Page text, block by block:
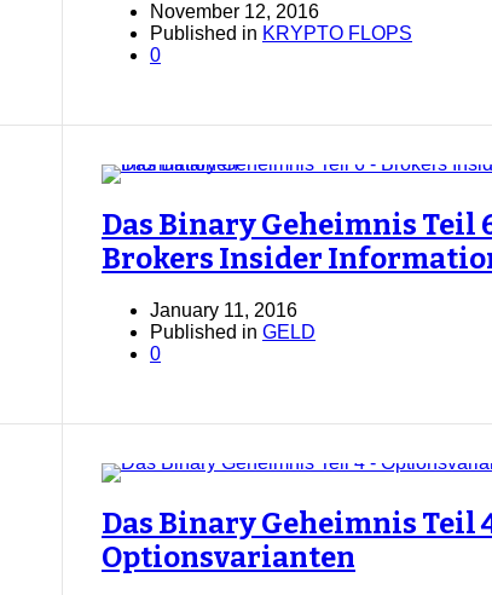
November 12, 2016
Published in KRYPTO FLOPS
0
Das Binary Geheimnis Teil
Brokers Insider
January 11, 2016
Published in GELD
0
Das Binary Geheimnis Teil
Optionsvarianten